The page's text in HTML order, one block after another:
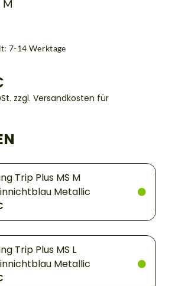
M
7-14 Werktage
zzgl. Versandkosten für
Trip Plus MS M
Metallic
Trip Plus MS L
Metallic